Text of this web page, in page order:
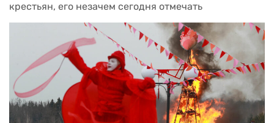
крестьян, его незачем сегодня отмечать